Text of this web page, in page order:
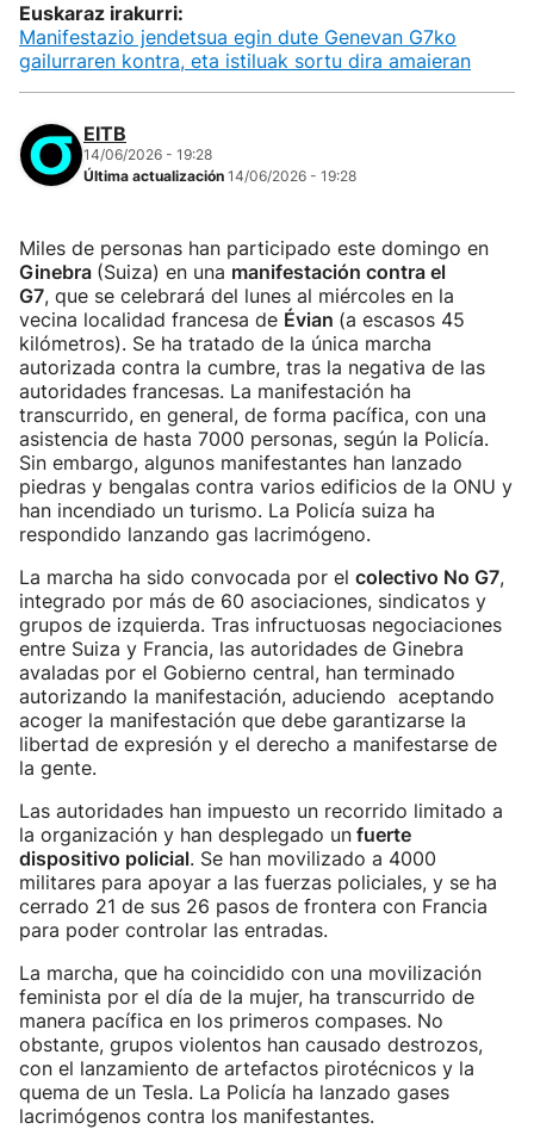
Euskaraz irakurri:
Manifestazio jendetsua egin dute Genevan G7ko
gailurraren kontra, eta istiluak sortu dira amaieran
EITB
14/06/2026 - 19:28
Última actualización 14/06/2026 - 19:28
Miles de personas han participado este domingo en
Ginebra (Suiza) en una manifestación contra el
G7, que se celebrará del lunes al miércoles en la
vecina localidad francesa de Évian (a escasos 45
kilómetros). Se ha tratado de la única marcha
autorizada contra la cumbre, tras la negativa de las
autoridades francesas. La manifestación ha
transcurrido, en general, de forma pacífica, con una
asistencia de hasta 7000 personas, según la Policía.
Sin embargo, algunos manifestantes han lanzado
piedras y bengalas contra varios edificios de la ONU y
han incendiado un turismo. La Policía suiza ha
respondido lanzando gas lacrimógeno.
La marcha ha sido convocada por el colectivo No G7,
integrado por más de 60 asociaciones, sindicatos y
grupos de izquierda. Tras infructuosas negociaciones
entre Suiza y Francia, las autoridades de Ginebra
avaladas por el Gobierno central, han terminado
autorizando la manifestación, aduciendo aceptando
acoger la manifestación que debe garantizarse la
libertad de expresión y el derecho a manifestarse de
la gente.
Las autoridades han impuesto un recorrido limitado a
la organización y han desplegado un fuerte
dispositivo policial. Se han movilizado a 4000
militares para apoyar a las fuerzas policiales, y se ha
cerrado 21 de sus 26 pasos de frontera con Francia
para poder controlar las entradas.
La marcha, que ha coincidido con una movilización
feminista por el día de la mujer, ha transcurrido de
manera pacífica en los primeros compases. No
obstante, grupos violentos han causado destrozos,
con el lanzamiento de artefactos pirotécnicos y la
quema de un Tesla. La Policía ha lanzado gases
lacrimógenos contra los manifestantes.